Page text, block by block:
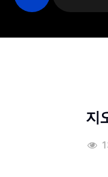
지